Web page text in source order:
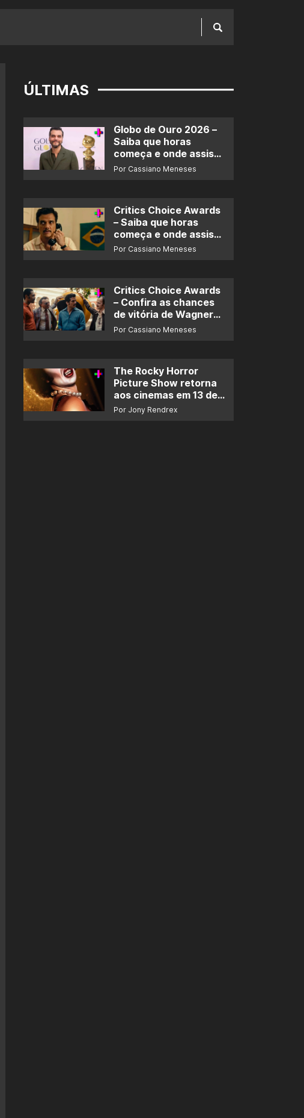
ÚLTIMAS
Globo de Ouro 2026 –
Saiba que horas
começa e onde assistir
ao prêmio
Por Cassiano Meneses
Critics Choice Awards
– Saiba que horas
começa e onde assistir
ao prêmio
Por Cassiano Meneses
Critics Choice Awards
– Confira as chances
de vitória de Wagner
Moura e de ‘O Agente
Por Cassiano Meneses
The Rocky Horror
Picture Show retorna
aos cinemas em 13 de
novembro
Por Jony Rendrex